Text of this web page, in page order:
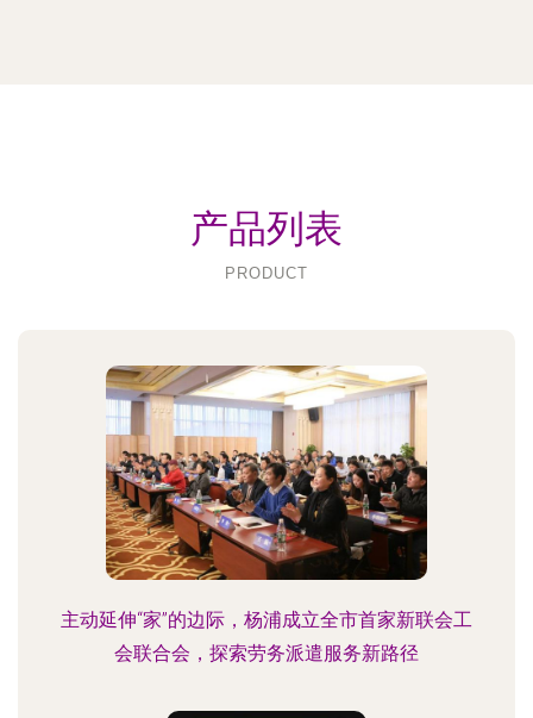
产品列表
PRODUCT
主动延伸“家”的边际，杨浦成立全市首家新联会工
会联合会，探索劳务派遣服务新路径